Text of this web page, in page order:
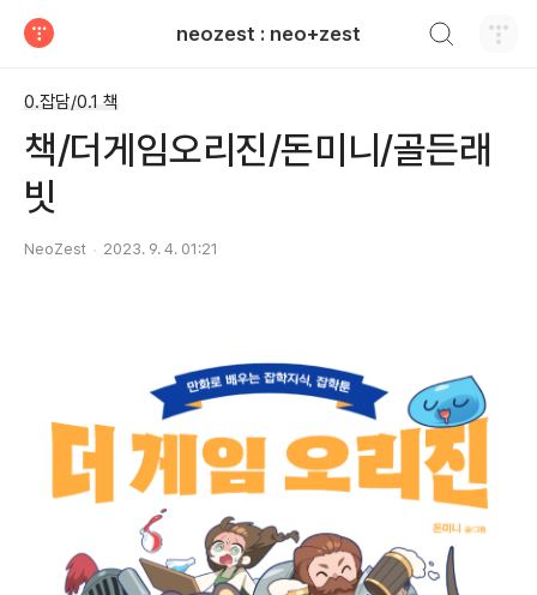
neozest : neo+zest
0.잡담/0.1 책
책/더게임오리진/돈미니/골든래
빗
NeoZest 2023. 9. 4. 01:21